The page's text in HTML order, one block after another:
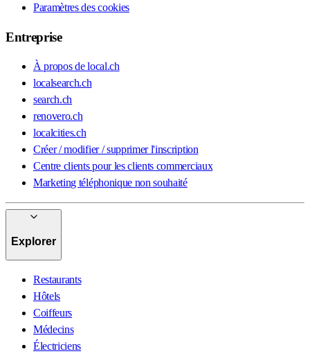
Paramètres des cookies
Entreprise
À propos de local.ch
localsearch.ch
search.ch
renovero.ch
localcities.ch
Créer / modifier / supprimer l'inscription
Centre clients pour les clients commerciaux
Marketing téléphonique non souhaité
Explorer
Restaurants
Hôtels
Coiffeurs
Médecins
Électriciens